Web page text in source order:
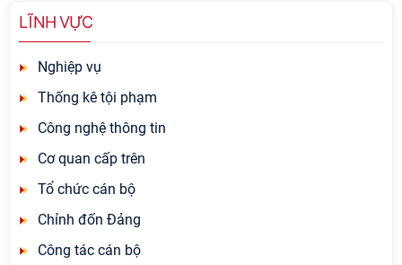
LĨNH VỰC
Nghiệp vụ
Thống kê tội phạm
Công nghệ thông tin
Cơ quan cấp trên
Tổ chức cán bộ
Chỉnh đốn Đảng
Công tác cán bộ